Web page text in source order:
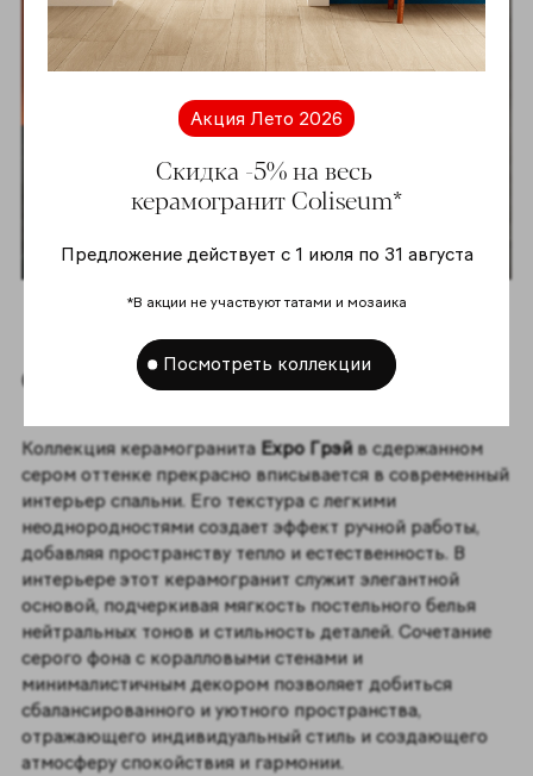
Спальня в современном стиле
Коллекция керамогранита Expo Грэйв сдержанном
сером оттенке прекрасно вписывается в современный
интерьер спальни. Его текстура с легкими
неоднородностями создает эффект ручной работы,
добавляя пространству тепло и естественность. В
интерьере этот керамогранит служит элегантной
основой, подчеркивая мягкость постельного белья
нейтральных тонов и стильность деталей. Сочетание
серого фона с коралловыми стенами и
минималистичным декором позволяет добиться
сбалансированного и уютного пространства,
отражающего индивидуальный стиль и создающего
атмосферу спокойствия и гармонии.
Акция Лето 2026
Скидка -5% на весь
керамогранит Coliseum*
Предложение действует с 1 июля по 31 августа
*В акции не участвуют татами и мозаика
Посмотреть коллекции